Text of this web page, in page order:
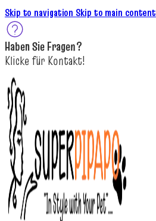
Skip to navigation Skip to main content
Haben SieFragen?
Klicke für Kontakt!